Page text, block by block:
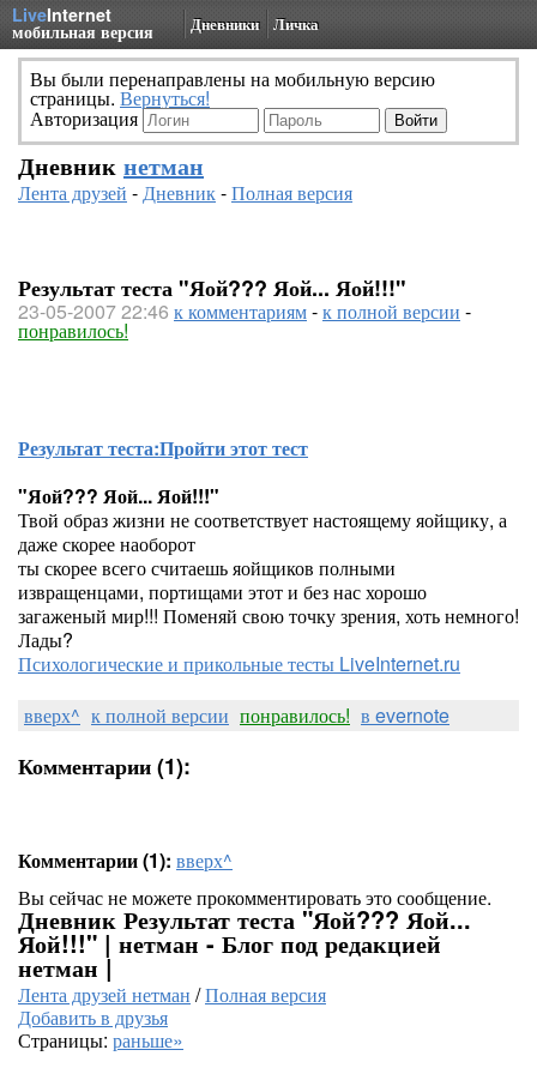
LiveInternet
мобильная версия Дневники Личка
Вы были перенаправлены на мобильную версию
страницы. Вернуться!
Авторизация
Дневник нетман
Лента друзей -Дневник-Полная версия
Результат теста "Яой??? Яой... Яой!!!"
23-05-2007 22:46 к комментариям-к полной версии -
понравилось!
Результат теста:Пройти этот тест
"Яой??? Яой... Яой!!!"
Твой образ жизни не соответствует настоящему яойщику, а
даже скорее наоборот
ты скорее всего считаешь яойщиков полными
извращенцами, портищами этот и без нас хорошо
загаженый мир!!! Поменяй свою точку зрения, хоть немного!
Лады?
Психологические и прикольные тесты LiveInternet.ru
вверх^ к полной версии понравилось! в evernote
Комментарии (1):
Комментарии (1): вверх^
Вы сейчас не можете прокомментировать это сообщение.
Дневник Результат теста "Яой??? Яой...
Яой!!!" | нетман - Блог под редакцией
нетман |
Лента друзей нетман /Полная версия
Добавить в друзья
Страницы: раньше»